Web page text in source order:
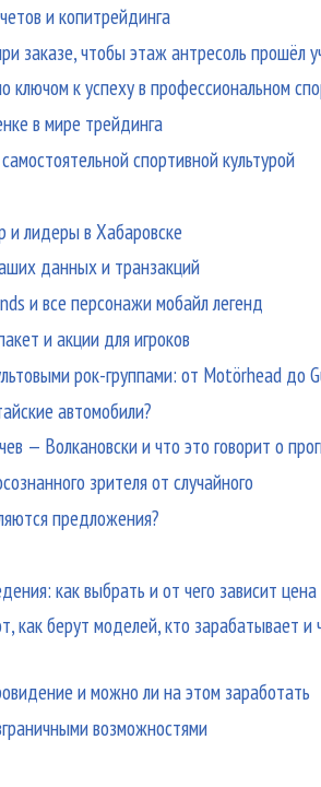
и копитрейдинга
заказе, чтобы этаж антресоль прошёл
ключом к успеху в профессиональном
в мире трейдинга
спортивной культурой
и лидеры в Хабаровске
данных и транзакций
и все персонажи мобайл легенд
и акции для игроков
рок-группами: от Motörhead до
автомобили?
— Волкановски и что это говорит о
зрителя от случайного
предложения?
как выбрать и от чего зависит цена
как берут моделей, кто зарабатывает и
и можно ли на этом заработать
возможностями